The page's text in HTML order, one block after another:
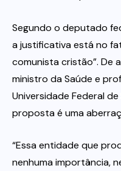
Segundo o deputado
a justificativa está no
comunista cristão”. De
ministro da Saúde e
Universidade Federal
proposta é uma
“Essa entidade que
nenhuma importância,